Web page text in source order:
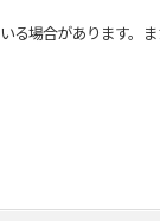
場合があります。